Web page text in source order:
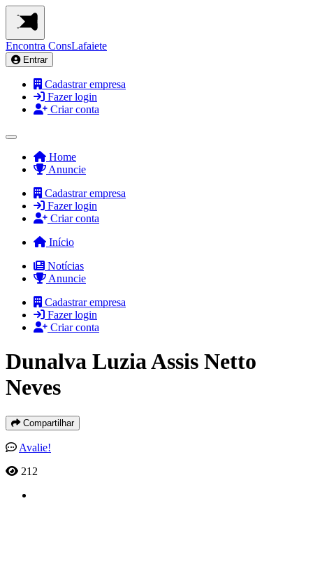
Encontra ConsLafaiete
Entrar
Cadastrar empresa
Fazer login
Criar conta
Home
Anuncie
Cadastrar empresa
Fazer login
Criar conta
Início
Notícias
Anuncie
Cadastrar empresa
Fazer login
Criar conta
Dunalva Luzia Assis Netto
Neves
Compartilhar
Avalie!
212